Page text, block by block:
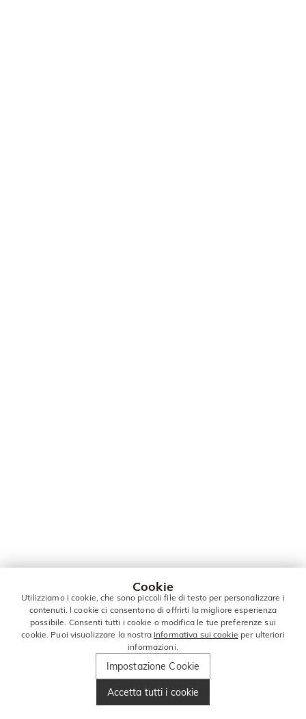
Cookie
Utilizziamo i cookie, che sono piccoli file di testo per personalizzare i
contenuti. I cookie ci consentono di offrirti la migliore esperienza
possibile. Consenti tutti i cookie o modifica le tue preferenze sui
cookie. Puoi visualizzare la nostra Informativa sui cookie per ulteriori
informazioni.
Impostazione Cookie
Accetta tutti i cookie